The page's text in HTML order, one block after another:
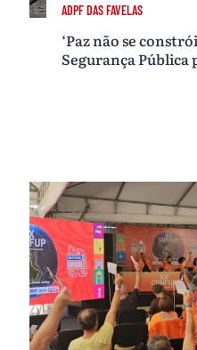
ADPF DAS FAVELAS
‘Paz não se
Segurança Pública